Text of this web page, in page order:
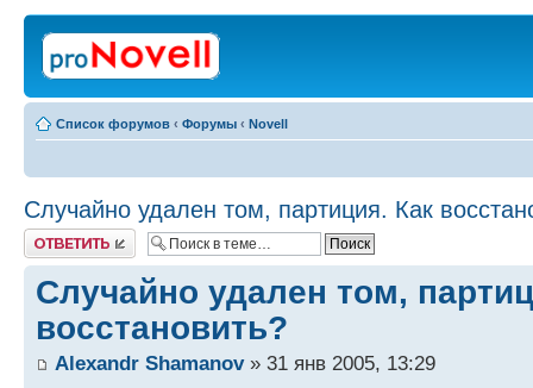
Список форумов ‹ Форумы ‹ Novell
Случайно удален том, партиция. Как
Ответить
Случайно удален том,
восстановить?
Alexandr Shamanov» 31 янв 2005, 13:29